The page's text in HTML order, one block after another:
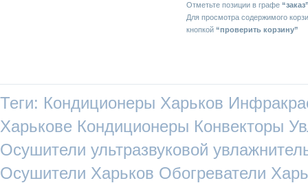
Отметьте позиции в графе
Для просмотра содержимого
кнопкой “проверить корзину”
Теги: Кондиционеры Харьков
Харькове Кондиционеры Конвекторы
Осушители ультразвуковой
Осушители Харьков Обогреватели